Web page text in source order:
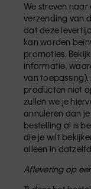
We streven
verzending van
dat deze
kan worden
promoties.
informatie,
van
producten niet
zullen we je
annuleren dan
bestelling al is
die je wilt
alleen in
Aflevering op